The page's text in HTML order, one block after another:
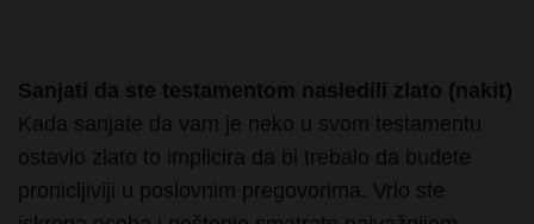
ostavio zlato to implicira da bi trebalo da budete
pronicljiviji u poslovnim pregovorima. Vrlo ste
iskrena osoba i poštenje smatrate najvažnijom
stavkom u svakom poslu. Ipak, biznis je